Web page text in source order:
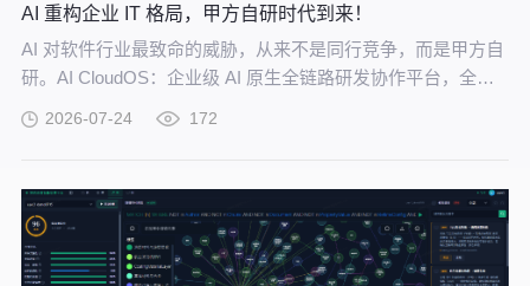
AI 重构企业 IT 格局，甲方自研时代到来！
AI 对软件行业最致命的威胁，从来不是同行竞争，而是甲方自
研。AI CloudOS：企业级 AI 原生全链路研发协作平台，全方
2026-07-24 172